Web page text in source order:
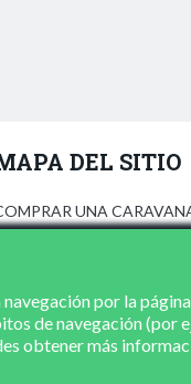
DEL SITIO
UNA
por la
de navegación (por
obtener más